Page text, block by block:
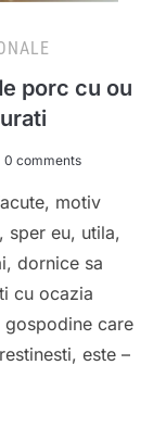
porc cu ou
0 comments
motiv
sper eu, utila,
dornice sa
cu ocazia
care
este –